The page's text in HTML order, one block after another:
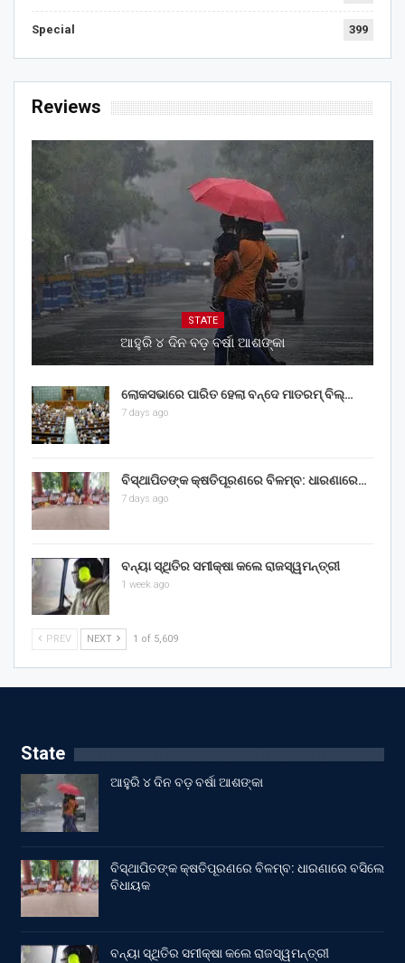
Special 399
Reviews
STATE
ଆହୁରି ୪ ଦିନ ବଡ଼ ବର୍ଷା ଆଶଙ୍କା
ଲୋକସଭାରେ ପାରିତ ହେଲା ବନ୍ଦେ ମାତରମ୍‌ ବିଲ୍‌…
7 days ago
ବିସ୍ଥାପିତଙ୍କ କ୍ଷତିପୂରଣରେ ବିଳମ୍ବ: ଧାରଣାରେ…
7 days ago
ବନ୍ୟା ସ୍ଥିତିର ସମୀକ୍ଷା କଲେ ରାଜସ୍ୱମନ୍ତ୍ରୀ
1 week ago
PREV NEXT 1 of 5,609
State
ଆହୁରି ୪ ଦିନ ବଡ଼ ବର୍ଷା ଆଶଙ୍କା
ବିସ୍ଥାପିତଙ୍କ କ୍ଷତିପୂରଣରେ ବିଳମ୍ବ: ଧାରଣାରେ ବସିଲେ
ବିଧାୟକ
ବନ୍ୟା ସ୍ଥିତିର ସମୀକ୍ଷା କଲେ ରାଜସ୍ୱମନ୍ତ୍ରୀ